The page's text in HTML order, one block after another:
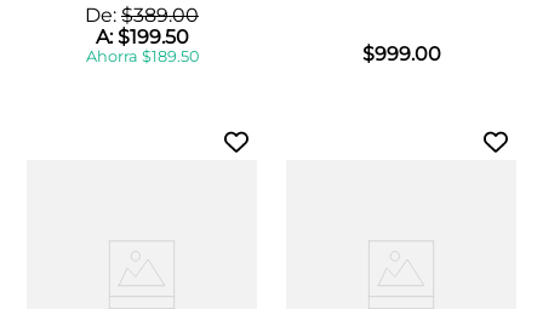
De: $389.00
A:$199.50
Ahorra $189.50 $999.00